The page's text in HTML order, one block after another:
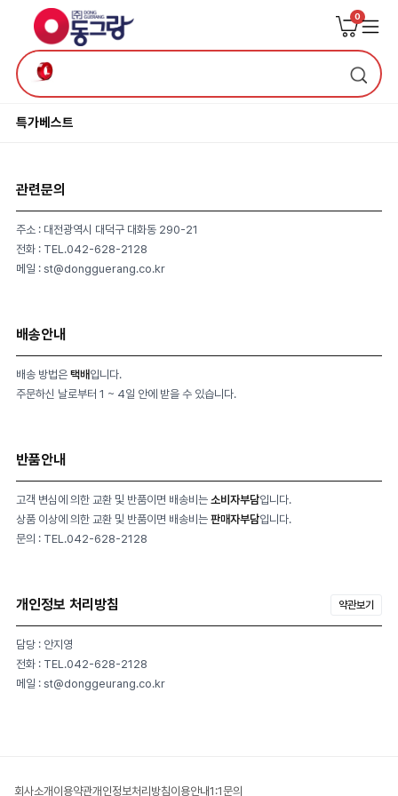
0
특가베스트
관련문의
주소 : 대전광역시 대덕구 대화동 290-21
전화 : TEL.042-628-2128
메일 : st@dongguerang.co.kr
배송안내
배송 방법은 택배입니다.
주문하신 날로부터 1 ~ 4일 안에 받을 수 있습니다.
반품안내
고객 변심에 의한 교환 및 반품이면 배송비는 소비자부담입니다.
상품 이상에 의한 교환 및 반품이면 배송비는 판매자부담입니다.
문의 : TEL.042-628-2128
개인정보 처리방침 약관보기
담당 : 안지영
전화 : TEL.042-628-2128
메일 : st@donggeurang.co.kr
회사소개 이용약관개인정보처리방침이용안내1:1문의